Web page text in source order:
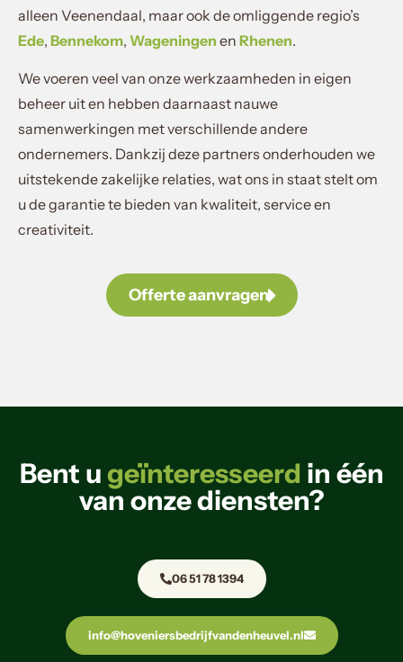
alleen Veenendaal, maar ook de omliggende regio’s
Ede, Bennekom, Wageningen en Rhenen.
We voeren veel van onze werkzaamheden in eigen
beheer uit en hebben daarnaast nauwe
samenwerkingen met verschillende andere
ondernemers. Dankzij deze partners onderhouden we
uitstekende zakelijke relaties, wat ons in staat stelt om
u de garantie te bieden van kwaliteit, service en
creativiteit.
Offerte aanvragen
Bent ugeïnteresseerd in één
van onze diensten?
06 51 78 1394
info@hoveniersbedrijfvandenheuvel.nl